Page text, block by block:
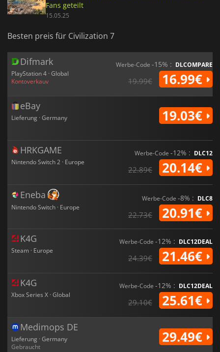
Fans geteilt
15.05.25
Besten preis für Civilization 7
Difmark
PlayStation 4 · Global
Kontoverkauv
Werbe-Code -15% : DLCOMPARE
19.99€ 16.99€
eBay
Lieferung · Germany 19.03€
HRKGAME
Nintendo Switch 2 · Europe
Werbe-Code -12% : DLC12
22.89€ 20.14€
Eneba
Nintendo Switch · Europe
Werbe-Code -8% : DLC8
22.73€ 20.91€
K4G
Steam · Europe
Werbe-Code -12% : DLC12DEAL
24.39€ 21.46€
K4G
Xbox Series X · Global
Werbe-Code -12% : DLC12DEAL
29.10€ 25.61€
Medimops DE
Lieferung · Germany
Gebraucht
29.49€